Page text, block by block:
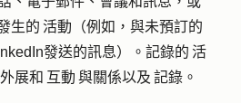
生的 活動（例如，與未預訂的
發送的訊息）。記錄的 活
展和 互動 與關係以及 記錄。